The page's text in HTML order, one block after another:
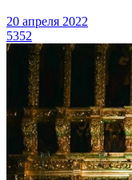
20 апреля 2022
5352